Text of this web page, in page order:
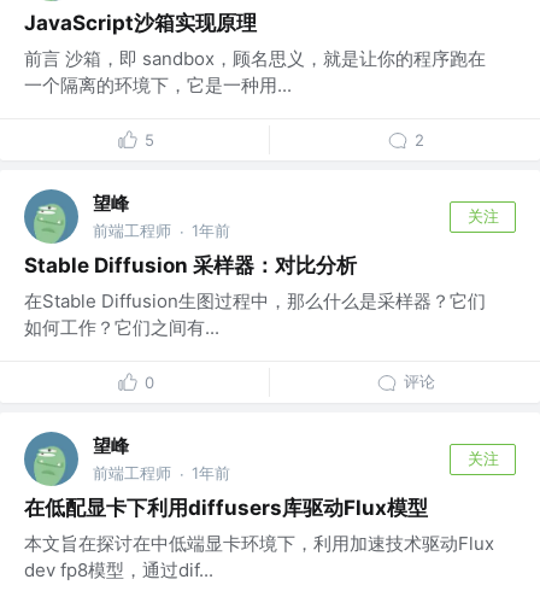
JavaScript沙箱实现原理
前言 沙箱，即 sandbox，顾名思义，就是让你的程序跑在
一个隔离的环境下，它是一种用...
5 2
望峰
前端工程师 · 1年前
关注
Stable Diffusion 采样器：对比分析
在Stable Diffusion生图过程中，那么什么是采样器？它们
如何工作？它们之间有...
0 评论
望峰
前端工程师 · 1年前
关注
在低配显卡下利用diffusers库驱动Flux模型
本文旨在探讨在中低端显卡环境下，利用加速技术驱动Flux
dev fp8模型，通过dif...